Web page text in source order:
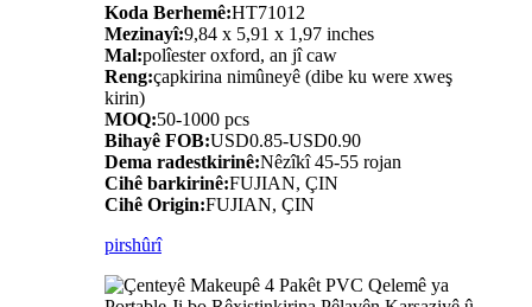
Koda Berhemê:HT71012
Mezinayî:9,84 x 5,91 x 1,97 inches
Mal:polîester oxford, an jî caw
Reng:çapkirina nimûneyê (dibe ku were xweş
kirin)
MOQ:50-1000 pcs
Bihayê FOB:USD0.85-USD0.90
Dema radestkirinê:Nêzîkî 45-55 rojan
Cihê barkirinê:FUJIAN, ÇIN
Cihê Origin:FUJIAN, ÇIN
pirshûrî